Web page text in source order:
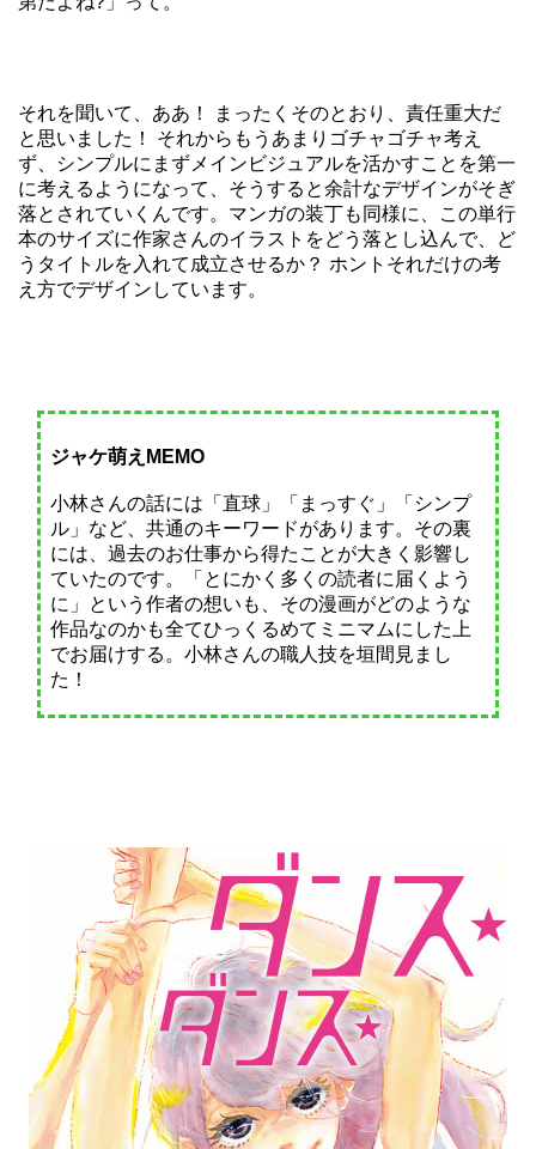
それを聞いて、ああ！ まったくそのとおり、責任重大だ
と思いました！ それからもうあまりゴチャゴチャ考え
ず、シンプルにまずメインビジュアルを活かすことを第一
に考えるようになって、そうすると余計なデザインがそぎ
落とされていくんです。マンガの装丁も同様に、この単行
本のサイズに作家さんのイラストをどう落とし込んで、ど
うタイトルを入れて成立させるか？ ホントそれだけの考
え方でデザインしています。
ジャケ萌えMEMO
小林さんの話には「直球」「まっすぐ」「シンプ
ル」など、共通のキーワードがあります。その裏
には、過去のお仕事から得たことが大きく影響し
ていたのです。「とにかく多くの読者に届くよう
に」という作者の想いも、その漫画がどのような
作品なのかも全てひっくるめてミニマムにした上
でお届けする。小林さんの職人技を垣間見まし
た！